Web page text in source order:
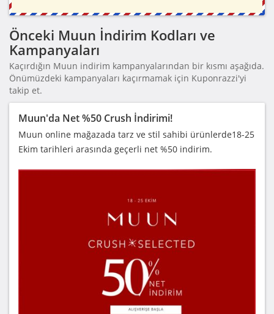
Önceki Muun İndirim Kodları ve
Kampanyaları
Kaçırdığın Muun indirim kampanyalarından bir kısmı aşağıda.
Önümüzdeki kampanyaları kaçırmamak için Kuponrazzi'yi
takip et.
Muun'da Net %50 Crush İndirimi!
Muun online mağazada tarz ve stil sahibi ürünlerde18-25
Ekim tarihleri arasında geçerli net %50 indirim.